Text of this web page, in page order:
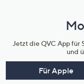
Jetzt die QVC App für
und
Für Apple